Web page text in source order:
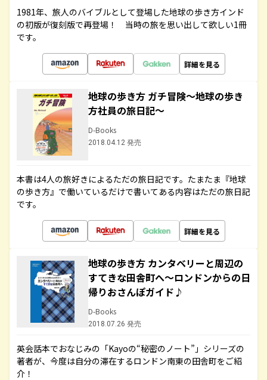
1981年、旅人のバイブルとして登場した地球の歩き方インド
の初版が復刻版で再登場！ 当時の旅を思い出して欲しい1冊
です。
詳細を見る
地球の歩き方 ガチ冒険～地球の歩き
方社員の旅日記～
D-Books
2018.04.12 発売
本書は4人の旅好きによるただの旅日記です。たまたま『地球
の歩き方』で働いているだけで書いてある内容はただの旅日記
です。
詳細を見る
地球の歩き方 カンタベリーと周辺の
すてきな田舎町へ～ロンドンからの日
帰りおさんぽガイド♪
D-Books
2018.07.26 発売
英会話本でおなじみの「Kayoの“秘密のノート”」シリーズの
著者が、今度は自分の滞在するロンドン南東の田舎町をご紹
介！